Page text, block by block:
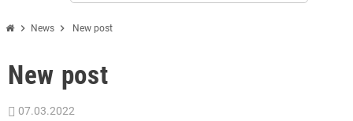
chevron_right News chevron_right New post
New post
07.03.2022